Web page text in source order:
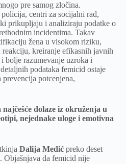
pre samog zločina.
centri za socijalni rad,
prikupljaju i analiziraju podatke o
incidentima. Takav
žena u visokom riziku,
kreiranje efikasnih javnih
bolje razumevanje uzroka i
podataka femicid ostaje
potcenjena,
dolaze iz okruženja u
nejednake uloge i emotivna
Dalija Medić preko deset
Objašnjava da femicid nije